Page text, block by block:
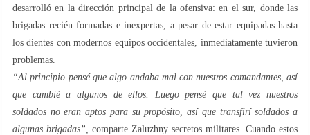
desarrolló en la dirección principal de la ofensiva: en el sur, donde las
brigadas recién formadas e inexpertas, a pesar de estar equipadas hasta
los dientes con modernos equipos occidentales, inmediatamente tuvieron
problemas.
“Al principio pensé que algo andaba mal con nuestros comandantes, así
que cambié a algunos de ellos. Luego pensé que tal vez nuestros
soldados no eran aptos para su propósito, así que transfirí soldados a
algunas brigadas”,
comparte Zaluzhny secretos militares Cuando estos